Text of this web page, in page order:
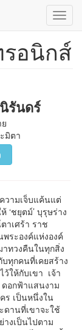
อนิกส์
รันดร์
มิตา
ความเจ็บแค้นแต่
‘ชยุตม์’ บุรุษร่าง
าเศร้า ราช
พระองค์แห่งองค์
ทวงคืนในทุกสิ่ง
ทุกคนที่เคยสร้าง
ว้ให้กับเขา เจ้า
อกฟ้าแสนงาม
ร เป็นหนึ่งใน
ดานที่เขาจะใช้
างเป็นไปตาม